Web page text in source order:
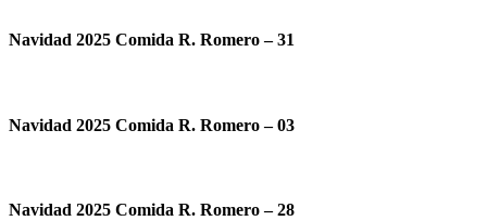
Navidad 2025 Comida R. Romero – 31
Navidad 2025 Comida R. Romero – 03
Navidad 2025 Comida R. Romero – 28